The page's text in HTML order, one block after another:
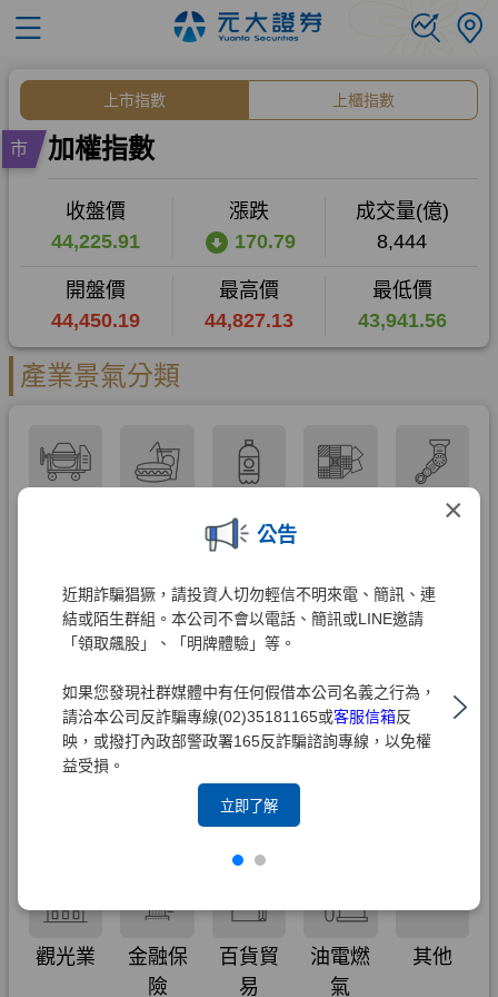
×
公告
近期詐騙猖獗，請投資人切勿輕信不明來電、簡訊、連
結或陌生群組。本公司不會以電話、簡訊或LINE邀請
「領取飆股」、「明牌體驗」等。
如果您發現社群媒體中有任何假借本公司名義之行為，
請洽本公司反詐騙專線(02)35181165或客服信箱反
映，或撥打內政部警政署165反詐騙諮詢專線，以免權
益受損。
立即了解